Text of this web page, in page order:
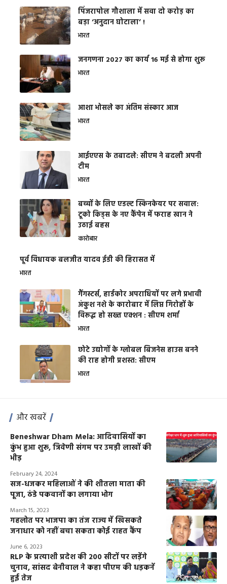
​पिंजरापोल गौशाला में सवा दो करोड़ का
बड़ा ‘अनुदान घोटाला’ !
भारत
जनगणना 2027 का कार्य 16 मई से होगा शुरू
भारत
आशा भोसले का अंतिम संस्कार आज
भारत
आईएएस के तबादले: सीएम ने बदली अपनी
टीम
भारत
बच्चों के लिए एडल्ट स्किनकेयर पर सवाल:
टूको किड्स के नए कैंपेन में फराह खान ने
उठाई बहस
कारोबार
पूर्व विधायक बलजीत यादव ईडी की हिरासत में
भारत
गैंगस्टर्स, हार्डकोर अपराधियों पर लगे प्रभावी
अंकुश नशे के कारोबार में लिप्त गिरोहों के
विरूद्ध हो सख्त एक्शन : सीएम शर्मा
भारत
छोटे उद्योगों के ग्लोबल बिजनेस हाउस बनने
की राह होगी प्रशस्त: सीएम
भारत
और खबरें
Beneshwar Dham Mela: आदिवासियों का
कुंभ हुआ शुरू, त्रिवेणी संगम पर उमड़ी लाखों की
भीड़
February 24, 2024
सज-धजकर महिलाओं ने की शीतला माता की
पूजा, ठंडे पकवानों का लगाया भोग
March 15, 2023
गहलोत पर भाजपा का तंज राज्य में खिसकते
जनाधार को नहीं बचा सकता कोई राहत कैंप
June 6, 2023
RLP के प्रत्याशी प्रदेश की 200 सीटों पर लड़ेंगे
चुनाव, सांसद बेनीवाल ने कहा पीएम की धड़कनें
हुई तेज